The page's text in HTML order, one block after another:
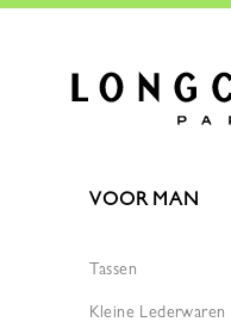
VOOR MAN
Tassen
Kleine Lederwaren